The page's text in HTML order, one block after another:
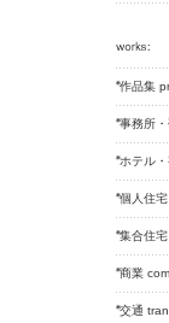
作品集
事務所
ホテル
個人住
集合住
商業
交通